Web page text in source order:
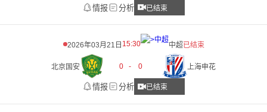
情报 分析 已结束
2026年03月21日 15:30 中超已结束
北京国安 0 - 0 上海申花
情报 分析 已结束